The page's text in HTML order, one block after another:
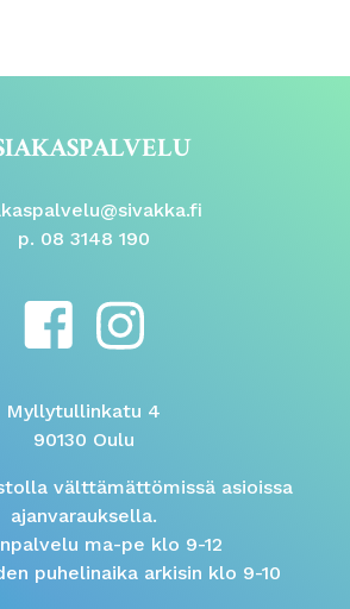
p. 08 3148 190
Myllytullinkatu 4
90130 Oulu
välttämättömissä asioissa
ajanvarauksella.
ma-pe klo 9-12
puhelinaika arkisin klo 9-10